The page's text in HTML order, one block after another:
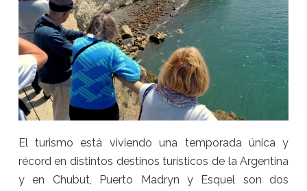
El turismo está viviendo una temporada única y
récord en distintos destinos turísticos de la Argentina
y en Chubut, Puerto Madryn y Esquel son dos